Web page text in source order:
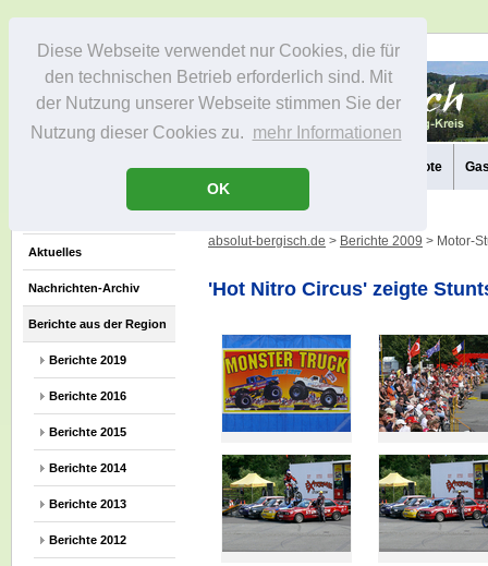
Diese Webseite verwendet nur Cookies, die für
den technischen Betrieb erforderlich sind. Mit
der Nutzung unserer Webseite stimmen Sie der
Nutzung dieser Cookies zu. mehr Informationen
OK
Die Region Infos Aktivitäten Freizeitangebote
Aktuelles
Nachrichten-Archiv
Berichte aus der Region
Berichte 2019
Berichte 2016
Berichte 2015
Berichte 2014
Berichte 2013
Berichte 2012
absolut-bergisch.de > Berichte 2009 > Motor-
'Hot Nitro Circus' zeigte